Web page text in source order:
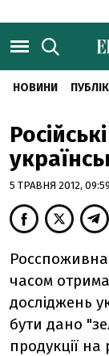
НОВИНИ
5 ТРАВНЯ 2012, 09:59
часом
досліджень
бути дано
продукції